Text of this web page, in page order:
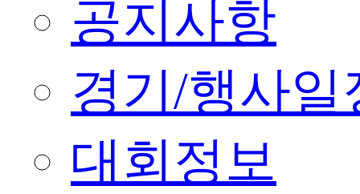
공지사항
경기/행사일
대회정보